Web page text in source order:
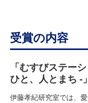
受賞の内容
「むすびステー
ひと、人とまち - 」
伊藤孝紀研究室では、